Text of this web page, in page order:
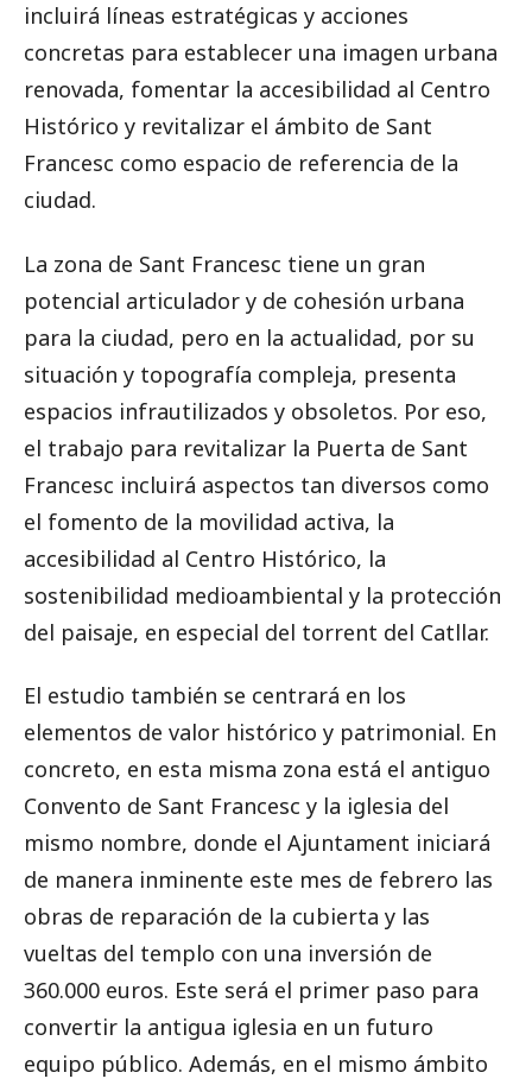
incluirá líneas estratégicas y acciones
concretas para establecer una imagen urbana
renovada, fomentar la accesibilidad al Centro
Histórico y revitalizar el ámbito de Sant
Francesc como espacio de referencia de la
ciudad.
La zona de Sant Francesc tiene un gran
potencial articulador y de cohesión urbana
para la ciudad, pero en la actualidad, por su
situación y topografía compleja, presenta
espacios infrautilizados y obsoletos. Por eso,
el trabajo para revitalizar la Puerta de Sant
Francesc incluirá aspectos tan diversos como
el fomento de la movilidad activa, la
accesibilidad al Centro Histórico, la
sostenibilidad medioambiental y la protección
del paisaje, en especial del torrent del Catllar.
El estudio también se centrará en los
elementos de valor histórico y patrimonial. En
concreto, en esta misma zona está el antiguo
Convento de Sant Francesc y la iglesia del
mismo nombre, donde el Ajuntament iniciará
de manera inminente este mes de febrero las
obras de reparación de la cubierta y las
vueltas del templo con una inversión de
360.000 euros. Este será el primer paso para
convertir la antigua iglesia en un futuro
equipo público. Además, en el mismo ámbito